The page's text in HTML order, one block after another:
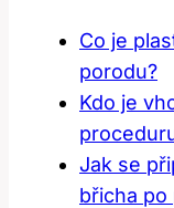
Co je
porodu?
Kdo je
Jak se
břicha po